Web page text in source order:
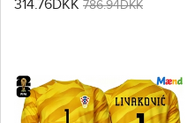
Hjemmebanetrøje VM
314.76DKK 786.94DKK